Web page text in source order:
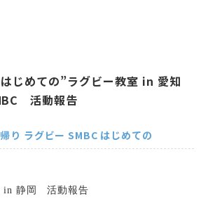
じめての”ラグビー教室 in 愛知
活動報告
り ラグビー SMBC はじめての